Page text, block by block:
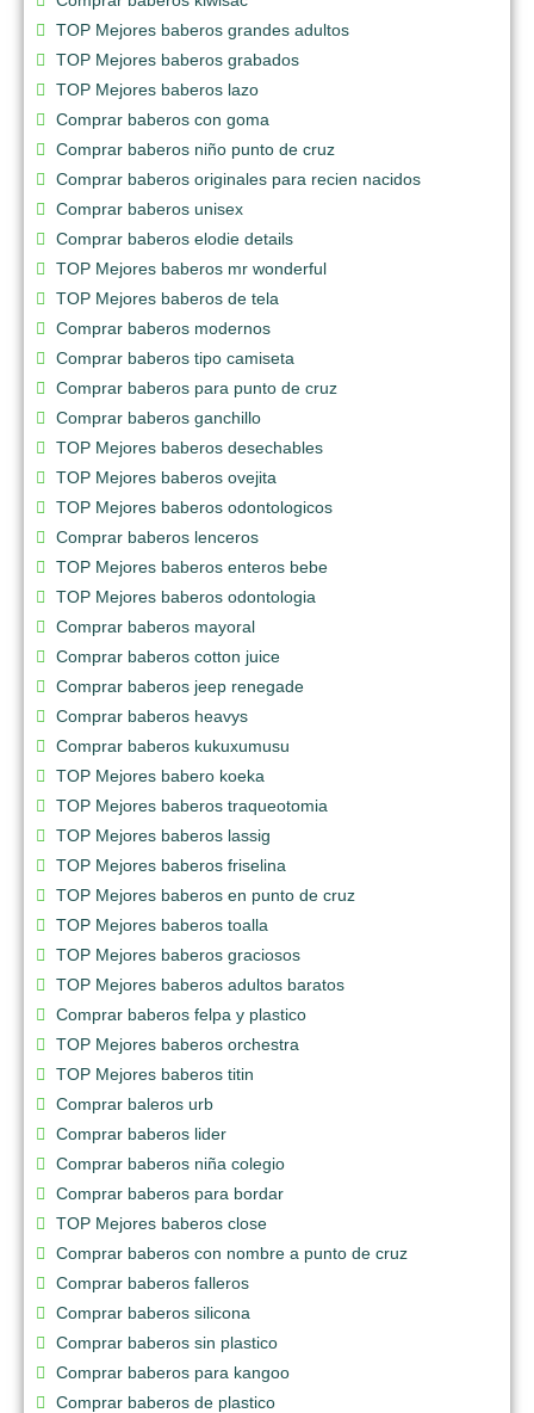
TOP Mejores baberos grandes adultos
TOP Mejores baberos grabados
TOP Mejores baberos lazo
Comprar baberos con goma
Comprar baberos niño punto de cruz
Comprar baberos originales para recien nacidos
Comprar baberos unisex
Comprar baberos elodie details
TOP Mejores baberos mr wonderful
TOP Mejores baberos de tela
Comprar baberos modernos
Comprar baberos tipo camiseta
Comprar baberos para punto de cruz
Comprar baberos ganchillo
TOP Mejores baberos desechables
TOP Mejores baberos ovejita
TOP Mejores baberos odontologicos
Comprar baberos lenceros
TOP Mejores baberos enteros bebe
TOP Mejores baberos odontologia
Comprar baberos mayoral
Comprar baberos cotton juice
Comprar baberos jeep renegade
Comprar baberos heavys
Comprar baberos kukuxumusu
TOP Mejores babero koeka
TOP Mejores baberos traqueotomia
TOP Mejores baberos lassig
TOP Mejores baberos friselina
TOP Mejores baberos en punto de cruz
TOP Mejores baberos toalla
TOP Mejores baberos graciosos
TOP Mejores baberos adultos baratos
Comprar baberos felpa y plastico
TOP Mejores baberos orchestra
TOP Mejores baberos titin
Comprar baleros urb
Comprar baberos lider
Comprar baberos niña colegio
Comprar baberos para bordar
TOP Mejores baberos close
Comprar baberos con nombre a punto de cruz
Comprar baberos falleros
Comprar baberos silicona
Comprar baberos sin plastico
Comprar baberos para kangoo
Comprar baberos de plastico